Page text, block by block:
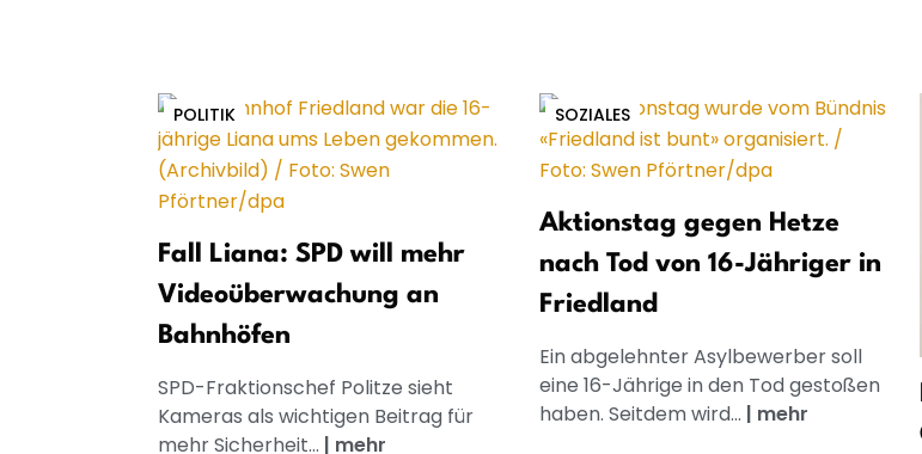
POLITIK
Fall Liana: SPD will mehr
Videoüberwachung an
Bahnhöfen
SPD-Fraktionschef Politze sieht
Kameras als wichtigen Beitrag für
mehr Sicherheit... | mehr
SOZIALES
Aktionstag gegen Hetze
nach Tod von 16-Jähriger in
Friedland
Ein abgelehnter Asylbewerber soll
eine 16-Jährige in den Tod gestoßen
haben. Seitdem wird... | mehr